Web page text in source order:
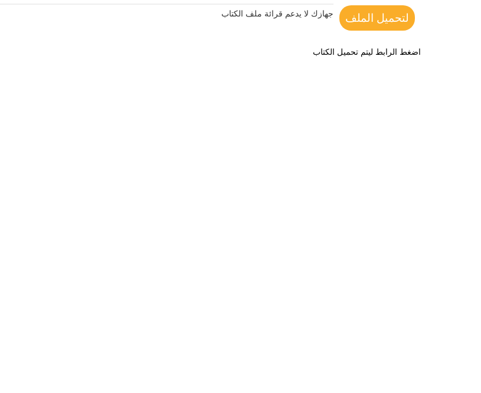
لتحميل الملف جهازك لا يدعم قرائة ملف الكتاب
اضغط الرابط ليتم تحميل الكتاب